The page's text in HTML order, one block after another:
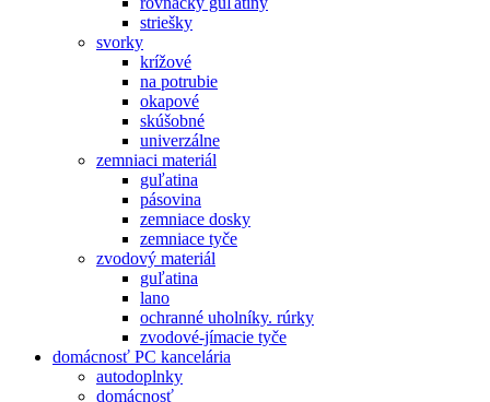
striešky
svorky
krížové
na potrubie
okapové
skúšobné
univerzálne
zemniaci materiál
guľatina
pásovina
zemniace dosky
zemniace tyče
zvodový materiál
guľatina
lano
ochranné uholníky. rúrky
zvodové-jímacie tyče
domácnosť PC kancelária
autodoplnky
domácnosť